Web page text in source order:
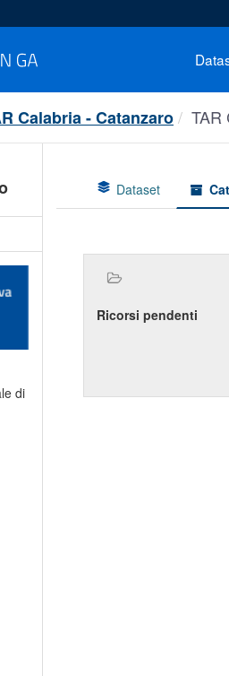
Calabria - Catanzaro TAR
di
Dataset
Ricorsi pendenti